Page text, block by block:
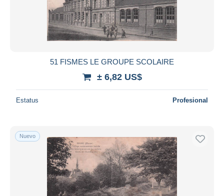
51 FISMES LE GROUPE SCOLAIRE
± 6,82 US$
Estatus Profesional
Nuevo